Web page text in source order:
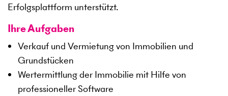
Erfolgsplattform unterstützt.
Ihre Aufgaben
Verkauf und Vermietung von Immobilien und
Grundstücken
Wertermittlung der Immobilie mit Hilfe von
professioneller Software